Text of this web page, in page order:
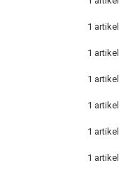
1 artikel
1 artikel
1 artikel
1 artikel
1 artikel
1 artikel